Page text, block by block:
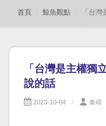
首頁 鯨魚觀點 「台
「台灣是主權獨
說的話
2023-10-04 秦靖